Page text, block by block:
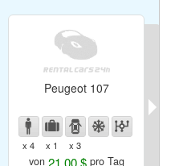
Peugeot 107
x 4 x 1 x 3
von 21,00 $ pro Tag